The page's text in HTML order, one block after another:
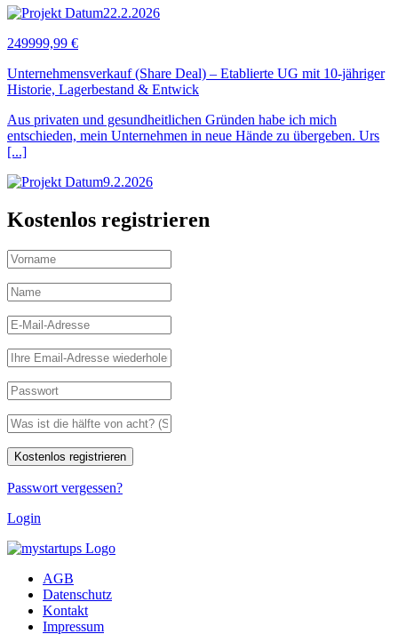
22.2.2026
249999,99 €
Unternehmensverkauf (Share Deal) – Etablierte UG mit 10-jähriger
Historie, Lagerbestand & Entwick
Aus privaten und gesundheitlichen Gründen habe ich mich
entschieden, mein Unternehmen in neue Hände zu übergeben. Urs
[...]
9.2.2026
Kostenlos registrieren
Passwort vergessen?
Login
AGB
Datenschutz
Kontakt
Impressum